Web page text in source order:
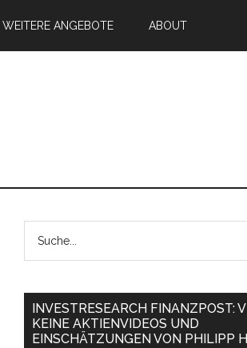
WEITERE ANGEBOTE ABOUT
INVESTRESEARCH FINANZPOST:
KEINE AKTIENVIDEOS UND
EINSCHÄTZUNGEN VON PHILIPP